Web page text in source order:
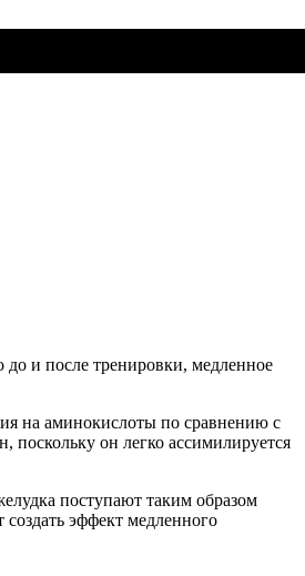
до и после тренировки, медленное
на аминокислоты по сравнению с
он легко ассимилируется
поступают таким образом
эффект медленного